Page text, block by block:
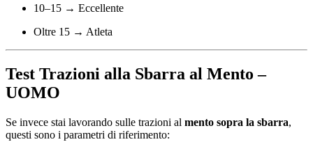
10–15 → Eccellente
Oltre 15 → Atleta
Test Trazioni alla Sbarra al Mento –
UOMO
Se invece stai lavorando sulle trazioni al mento sopra la sbarra,
questi sono i parametri di riferimento: